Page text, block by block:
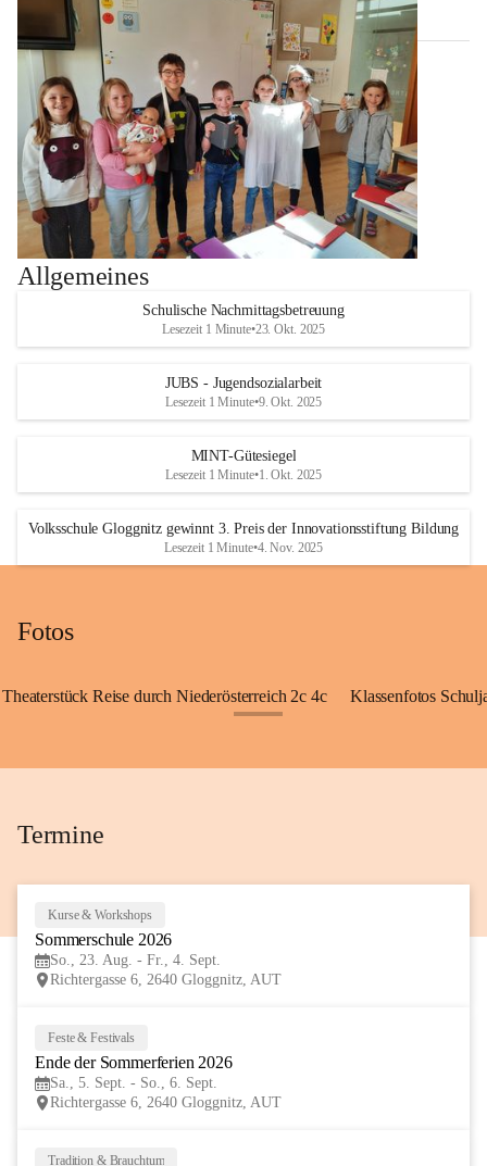
Allgemeines
Schulische Nachmittagsbetreuung
Lesezeit 1 Minute•23. Okt. 2025
JUBS - Jugendsozialarbeit
Lesezeit 1 Minute•9. Okt. 2025
MINT-Gütesiegel
Lesezeit 1 Minute•1. Okt. 2025
Volksschule Gloggnitz gewinnt 3. Preis der Innovationsstiftung Bildung
Lesezeit 1 Minute•4. Nov. 2025
Fotos
Theaterstück Reise durch Niederösterreich 2c 4c Klassenfotos
Termine
Kurse & Workshops
Sommerschule 2026
So., 23. Aug. - Fr., 4. Sept.
Richtergasse 6, 2640 Gloggnitz, AUT
Feste & Festivals
Ende der Sommerferien 2026
Sa., 5. Sept. - So., 6. Sept.
Richtergasse 6, 2640 Gloggnitz, AUT
Tradition & Brauchtum